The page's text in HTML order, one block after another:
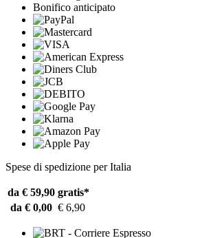
Bonifico anticipato
Spese di spedizione per Italia
da € 59,90 gratis*
da € 0,00 € 6,90